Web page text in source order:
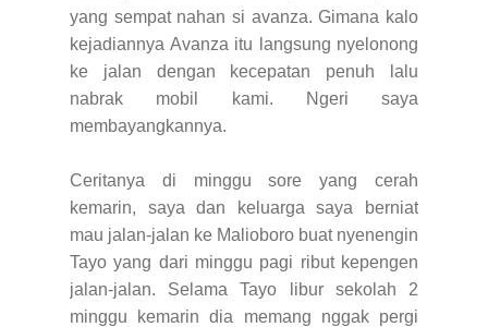
yang sempat nahan si avanza. Gimana kalo
kejadiannya Avanza itu langsung nyelonong
ke jalan dengan kecepatan penuh lalu
nabrak mobil kami. Ngeri saya
membayangkannya.
Ceritanya di minggu sore yang cerah
kemarin, saya dan keluarga saya berniat
mau jalan-jalan ke Malioboro buat nyenengin
Tayo yang dari minggu pagi ribut kepengen
jalan-jalan. Selama Tayo libur sekolah 2
minggu kemarin dia memang nggak pergi